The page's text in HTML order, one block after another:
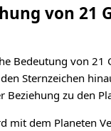
von 21
Bedeutung von 21
Sternzeichen
Beziehung zu den
mit dem Planeten